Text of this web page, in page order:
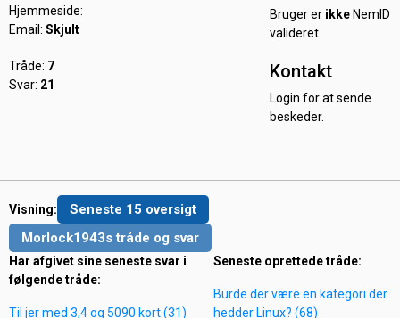
Hjemmeside:
Email: Skjult
Tråde: 7
Svar: 21
Bruger er ikkeNemID
valideret
Kontakt
Login for at sende
beskeder.
Visning:
Seneste 15 oversigt
Morlock1943s tråde og svar
Har afgivet sine seneste svar i
følgende tråde:
Til jer med 3,4 og 5090 kort (31)
Seneste oprettede tråde:
Burde der være en kategori der
hedder Linux? (68)